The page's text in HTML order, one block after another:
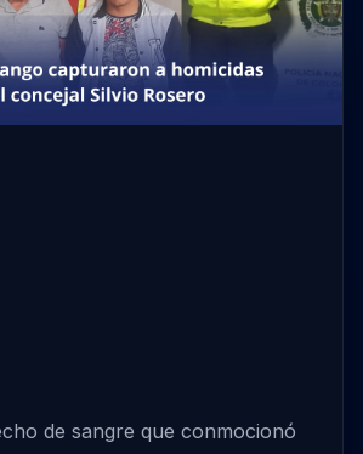
de sangre que conmocionó